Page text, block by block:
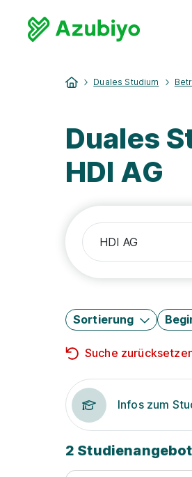
Duales Studium
Duales
HDI AG
Sortierung
Suche
Infos zum
2